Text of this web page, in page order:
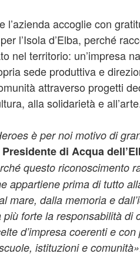
l’azienda accoglie con
l’Isola d’Elba, perché
nel territorio: un’impresa
sede produttiva e
attraverso progetti
alla solidarietà e
è per noi motivo di
di Acqua
questo riconoscimento
appartiene prima di tutto
mare, dalla memoria e
forte la responsabilità di
d’impresa coerenti e
istituzioni e